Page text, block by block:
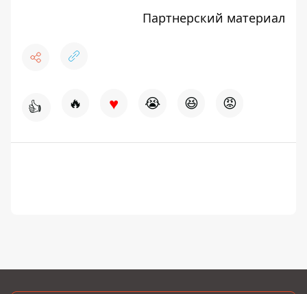
Партнерский материал
👍 🔥 ♥ 😭 😆 😡